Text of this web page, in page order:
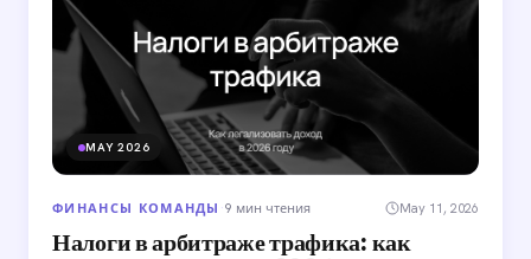
MAY 2026
ФИНАНСЫ КОМАНДЫ ·9 мин чтения May 11, 2026
Налоги в арбитраже трафика: как